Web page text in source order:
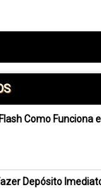
Como Funciona
Depósito